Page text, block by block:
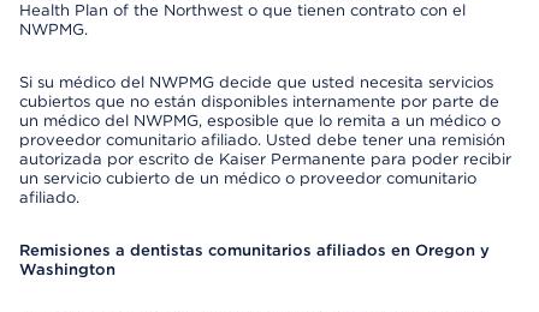
Health Plan of the Northwest o que tienen contrato con el
NWPMG.
Si su médico del NWPMG decide que usted necesita servicios
cubiertos que no están disponibles internamente por parte de
un médico del NWPMG, esposible que lo remita a un médico o
proveedor comunitario afiliado. Usted debe tener una remisión
autorizada por escrito de Kaiser Permanente para poder recibir
un servicio cubierto de un médico o proveedor comunitario
afiliado.
Remisiones a dentistas comunitarios afiliados en Oregon y
Washington